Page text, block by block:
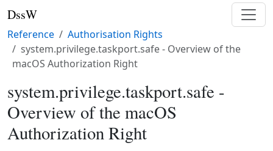
DssW
Reference
Authorisation Rights
system.privilege.taskport.safe - Overview of the
macOS Authorization Right
system.privilege.taskport.safe -
Overview of the macOS
Authorization Right